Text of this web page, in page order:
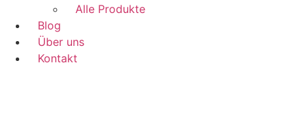
Alle Produkte
Blog
Über uns
Kontakt